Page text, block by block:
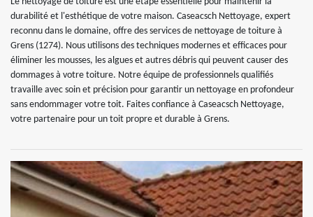
durabilité et l'esthétique de votre maison. Caseacsch Nettoyage, expert
reconnu dans le domaine, offre des services de nettoyage de toiture à
Grens (1274). Nous utilisons des techniques modernes et efficaces pour
éliminer les mousses, les algues et autres débris qui peuvent causer des
dommages à votre toiture. Notre équipe de professionnels qualifiés
travaille avec soin et précision pour garantir un nettoyage en profondeur
sans endommager votre toit. Faites confiance à Caseacsch Nettoyage,
votre partenaire pour un toit propre et durable à Grens.